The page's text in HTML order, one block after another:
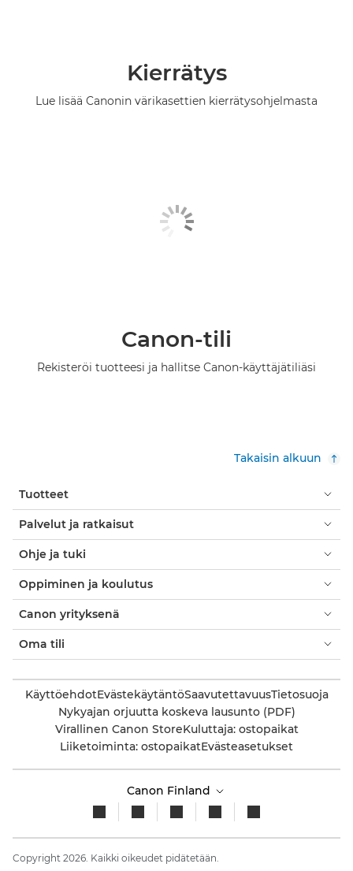
Kierrätys
Lue lisää Canonin värikasettien kierrätysohjelmasta
Canon-tili
Rekisteröi tuotteesi ja hallitse Canon-käyttäjätiliäsi
Takaisin alkuun
Tuotteet
Palvelut ja ratkaisut
Ohje ja tuki
Oppiminen ja koulutus
Canon yrityksenä
Oma tili
KäyttöehdotEvästekäytäntöSaavutettavuusTietosuoja
Nykyajan orjuutta koskeva lausunto (PDF)
Virallinen Canon StoreKuluttaja: ostopaikat
Liiketoiminta: ostopaikatEvästeasetukset
Canon Finland
Copyright 2026. Kaikki oikeudet pidätetään.